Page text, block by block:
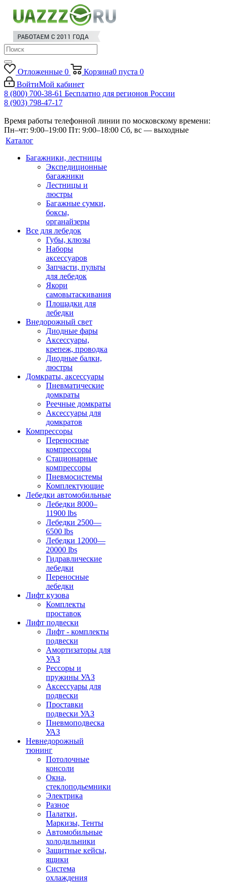
Отложенные 0 Корзина0 пуста 0
ВойтиМой кабинет
8 (800) 700-38-61 Бесплатно для регионов России
8 (903) 798-47-17
Время работы телефонной линии по московскому времени:
Пн–чт: 9:00–19:00 Пт: 9:00–18:00 Сб, вс — выходные
Каталог
Багажники, лестницы
Экспедиционные
багажники
Лестницы и
люстры
Багажные сумки,
боксы,
органайзеры
Все для лебедок
Губы, клюзы
Наборы
аксессуаров
Запчасти, пульты
для лебедок
Якори
самовытаскивания
Площадки для
лебедки
Внедорожный свет
Диодные фары
Аксессуары,
крепеж, проводка
Диодные балки,
люстры
Домкраты, аксессуары
Пневматические
домкраты
Реечные домкраты
Аксессуары для
домкратов
Компрессоры
Переносные
компрессоры
Стационарные
компрессоры
Пневмосистемы
Комплектующие
Лебедки автомобильные
Лебедки 8000–
11900 lbs
Лебедки 2500—
6500 lbs
Лебедки 12000—
20000 lbs
Гидравлические
лебедки
Переносные
лебедки
Лифт кузова
Комплекты
проставок
Лифт подвески
Лифт - комплекты
подвески
Амортизаторы для
УАЗ
Рессоры и
пружины УАЗ
Аксессуары для
подвески
Проставки
подвески УАЗ
Пневмоподвеска
УАЗ
Невнедорожный
тюнинг
Потолочные
консоли
Окна,
стеклоподьемники
Электрика
Разное
Палатки,
Маркизы, Тенты
Автомобильные
холодильники
Защитные кейсы,
ящики
Система
охлаждения